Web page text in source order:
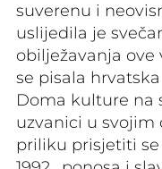
suverenu i
uslijedila je
obilježavanja
se pisala
Doma kulture na
uzvanici u svojim
priliku prisjetiti se